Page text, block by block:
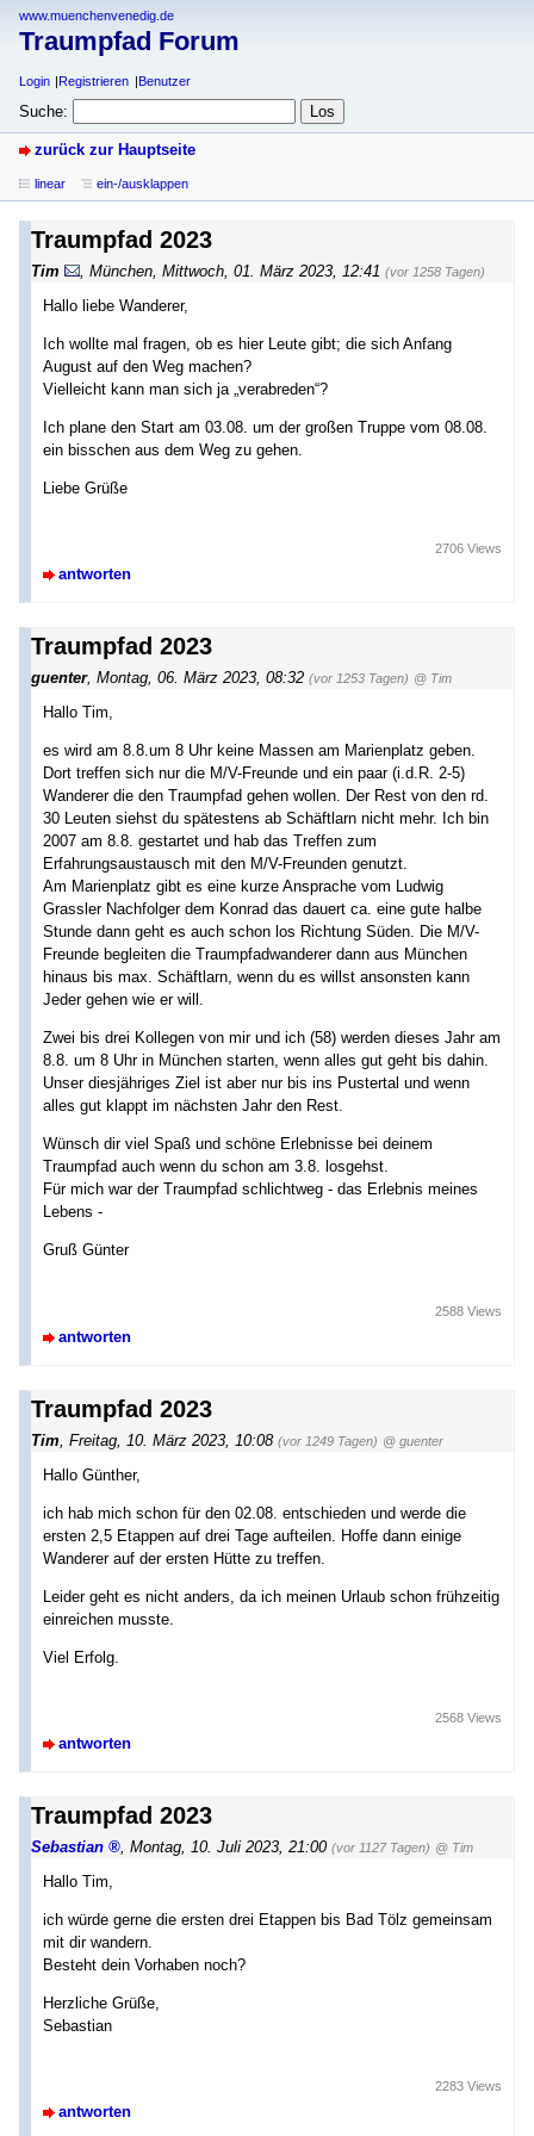
www.muenchenvenedig.de
Traumpfad Forum
Login Registrieren Benutzer
Suche:
zurück zur Hauptseite
linear ein-/ausklappen
Traumpfad 2023
Tim München Mittwoch, 01. März 2023, 12:41 (vor 1258 Tagen)
Hallo liebe Wanderer,
Ich wollte mal fragen, ob es hier Leute gibt; die sich Anfang
August auf den Weg machen?
Vielleicht kann man sich ja „verabreden“?
Ich plane den Start am 03.08. um der großen Truppe vom 08.08.
ein bisschen aus dem Weg zu gehen.
Liebe Grüße
antworten
2706 Views
Traumpfad 2023
guenter, Montag, 06. März 2023, 08:32 (vor 1253 Tagen) @ Tim
Hallo Tim,
es wird am 8.8.um 8 Uhr keine Massen am Marienplatz geben.
Dort treffen sich nur die M/V-Freunde und ein paar (i.d.R. 2-5)
Wanderer die den Traumpfad gehen wollen. Der Rest von den rd.
30 Leuten siehst du spätestens ab Schäftlarn nicht mehr. Ich bin
2007 am 8.8. gestartet und hab das Treffen zum
Erfahrungsaustausch mit den M/V-Freunden genutzt.
Am Marienplatz gibt es eine kurze Ansprache vom Ludwig
Grassler Nachfolger dem Konrad das dauert ca. eine gute halbe
Stunde dann geht es auch schon los Richtung Süden. Die M/V-
Freunde begleiten die Traumpfadwanderer dann aus München
hinaus bis max. Schäftlarn, wenn du es willst ansonsten kann
Jeder gehen wie er will.
Zwei bis drei Kollegen von mir und ich (58) werden dieses Jahr am
8.8. um 8 Uhr in München starten, wenn alles gut geht bis dahin.
Unser diesjähriges Ziel ist aber nur bis ins Pustertal und wenn
alles gut klappt im nächsten Jahr den Rest.
Wünsch dir viel Spaß und schöne Erlebnisse bei deinem
Traumpfad auch wenn du schon am 3.8. losgehst.
Für mich war der Traumpfad schlichtweg - das Erlebnis meines
Lebens -
Gruß Günter
antworten
2588 Views
Traumpfad 2023
Tim Freitag, 10. März 2023, 10:08 (vor 1249 Tagen) @ guenter
Hallo Günther,
ich hab mich schon für den 02.08. entschieden und werde die
ersten 2,5 Etappen auf drei Tage aufteilen. Hoffe dann einige
Wanderer auf der ersten Hütte zu treffen.
Leider geht es nicht anders, da ich meinen Urlaub schon frühzeitig
einreichen musste.
Viel Erfolg.
antworten
2568 Views
Traumpfad 2023
Sebastian Montag, 10. Juli 2023, 21:00 (vor 1127 Tagen) @ Tim
Hallo Tim,
ich würde gerne die ersten drei Etappen bis Bad Tölz gemeinsam
mit dir wandern.
Besteht dein Vorhaben noch?
Herzliche Grüße,
Sebastian
antworten
2283 Views